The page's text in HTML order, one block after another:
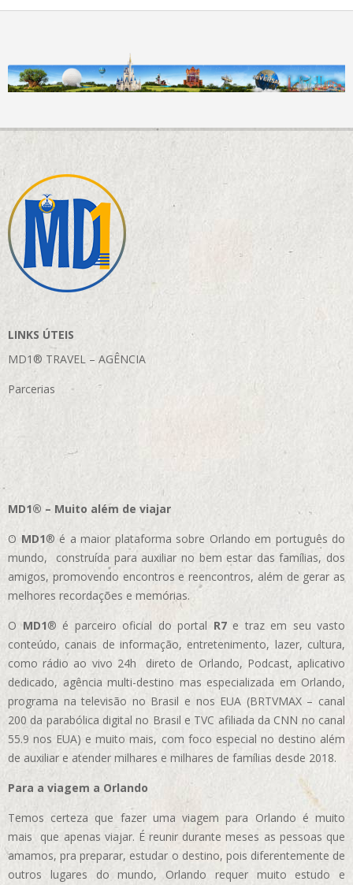
LINKS ÚTEIS
MD1® TRAVEL – AGÊNCIA
Parcerias
MD1® – Muito além de viajar
O MD1® é a maior plataforma sobre Orlando em português do
mundo, construída para auxiliar no bem estar das famílias, dos
amigos, promovendo encontros e reencontros, além de gerar as
melhores recordações e memórias.
OMD1® é parceiro oficial do portal R7e traz em seu vasto
conteúdo, canais de informação, entretenimento, lazer, cultura,
como rádio ao vivo 24h direto de Orlando, Podcast, aplicativo
dedicado, agência multi-destino mas especializada em Orlando,
programa na televisão no Brasil e nos EUA (BRTVMAX – canal
200 da parabólica digital no Brasil e TVC afiliada da CNN no canal
55.9 nos EUA) e muito mais, com foco especial no destino além
de auxiliar e atender milhares e milhares de famílias desde 2018.
Para a viagem a Orlando
Temos certeza que fazer uma viagem para Orlando é muito
mais que apenas viajar. É reunir durante meses as pessoas que
amamos, pra preparar, estudar o destino, pois diferentemente de
outros lugares do mundo, Orlando requer muito estudo e